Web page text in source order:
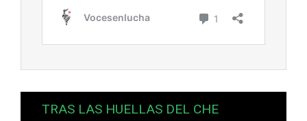
TRAS LAS HUELLAS DEL CHE